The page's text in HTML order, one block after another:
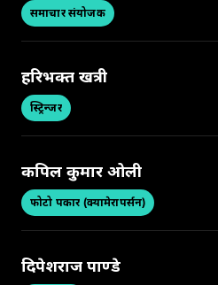
समाचार संयोजक
हरिभक्त खत्री
स्ट्रिन्जर
कपिल कुमार ओली
फोटो पत्रकार (क्यामेरापर्सन)
दिपेशराज पाण्डे